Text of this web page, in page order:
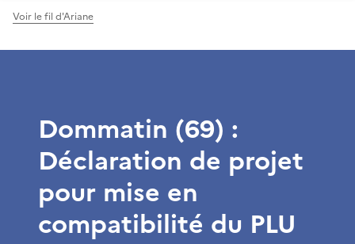
Voir le fil d'Ariane
Dommatin (69) :
Déclaration de projet
pour mise en
compatibilité du PLU